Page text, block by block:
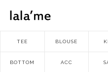
TEE BLOUSE
BOTTOM ACC